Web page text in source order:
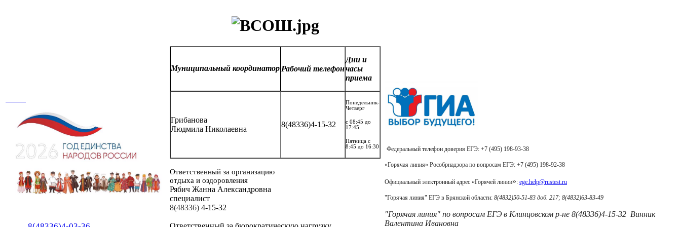
Муниципальныйкоординатор Рабочий телефон
Дни и
часы
приема
Грибанова
Людмила Николаевна
8(48336)4-15-32
Понедельник-
Четверг
с 08:45 до
17:45
Пятница с
8:45 до 16:30
Ответственный за организацию
отдыха и оздоровления
Рябич Жанна Александровна
специалист
8(48336) 4-15-32
Федеральный телефон доверия ЕГЭ: +7 (495) 198-93-38
«Горячая линия» Рособрнадзора по вопросам ЕГЭ: +7 (495) 198-92-38
Официальный электронный адрес «Горячей линии»: ege.help@rustest.ru
"Горячая линия" ЕГЭ в Брянской области: 8(4832)50-51-83 доб. 217; 8(4832)63-83-49
"Горячая линия" по вопросам ЕГЭ в Клинцовском р-не 8(48336)4-15-32 Винник
Валентина Ивановна